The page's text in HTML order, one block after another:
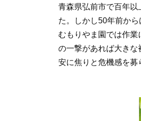
青森県弘前市で百年
た。しかし50年前か
むもりやま園では作
の一撃があれば大き
安に焦りと危機感を募